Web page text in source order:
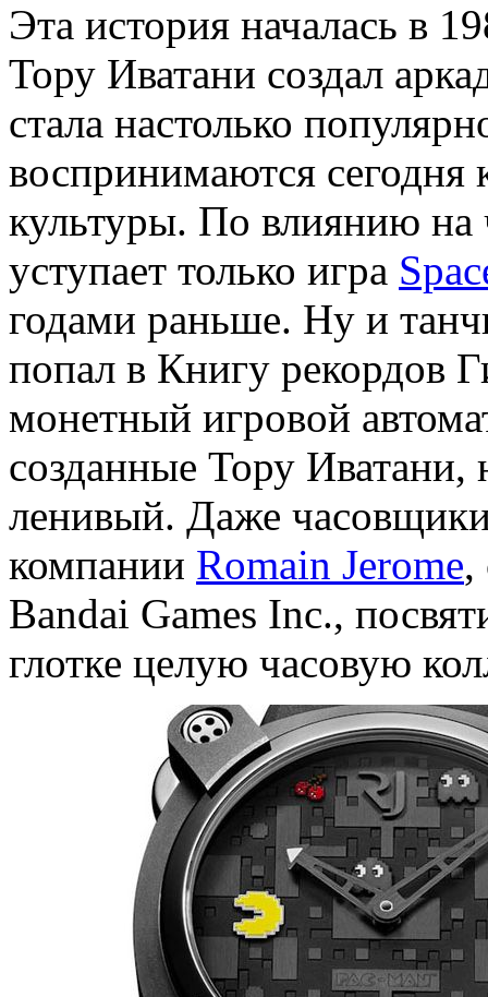
Эта история началась в
Тору Иватани создал
стала настолько
воспринимаются сегодня
культуры. По влиянию на
уступает только игра
годами раньше. Ну и
попал в Книгу рекордов
монетный игровой
созданные Тору Иватани,
ленивый. Даже
компании Romain Jerome,
Bandai Games Inc.,
глотке целую часовую